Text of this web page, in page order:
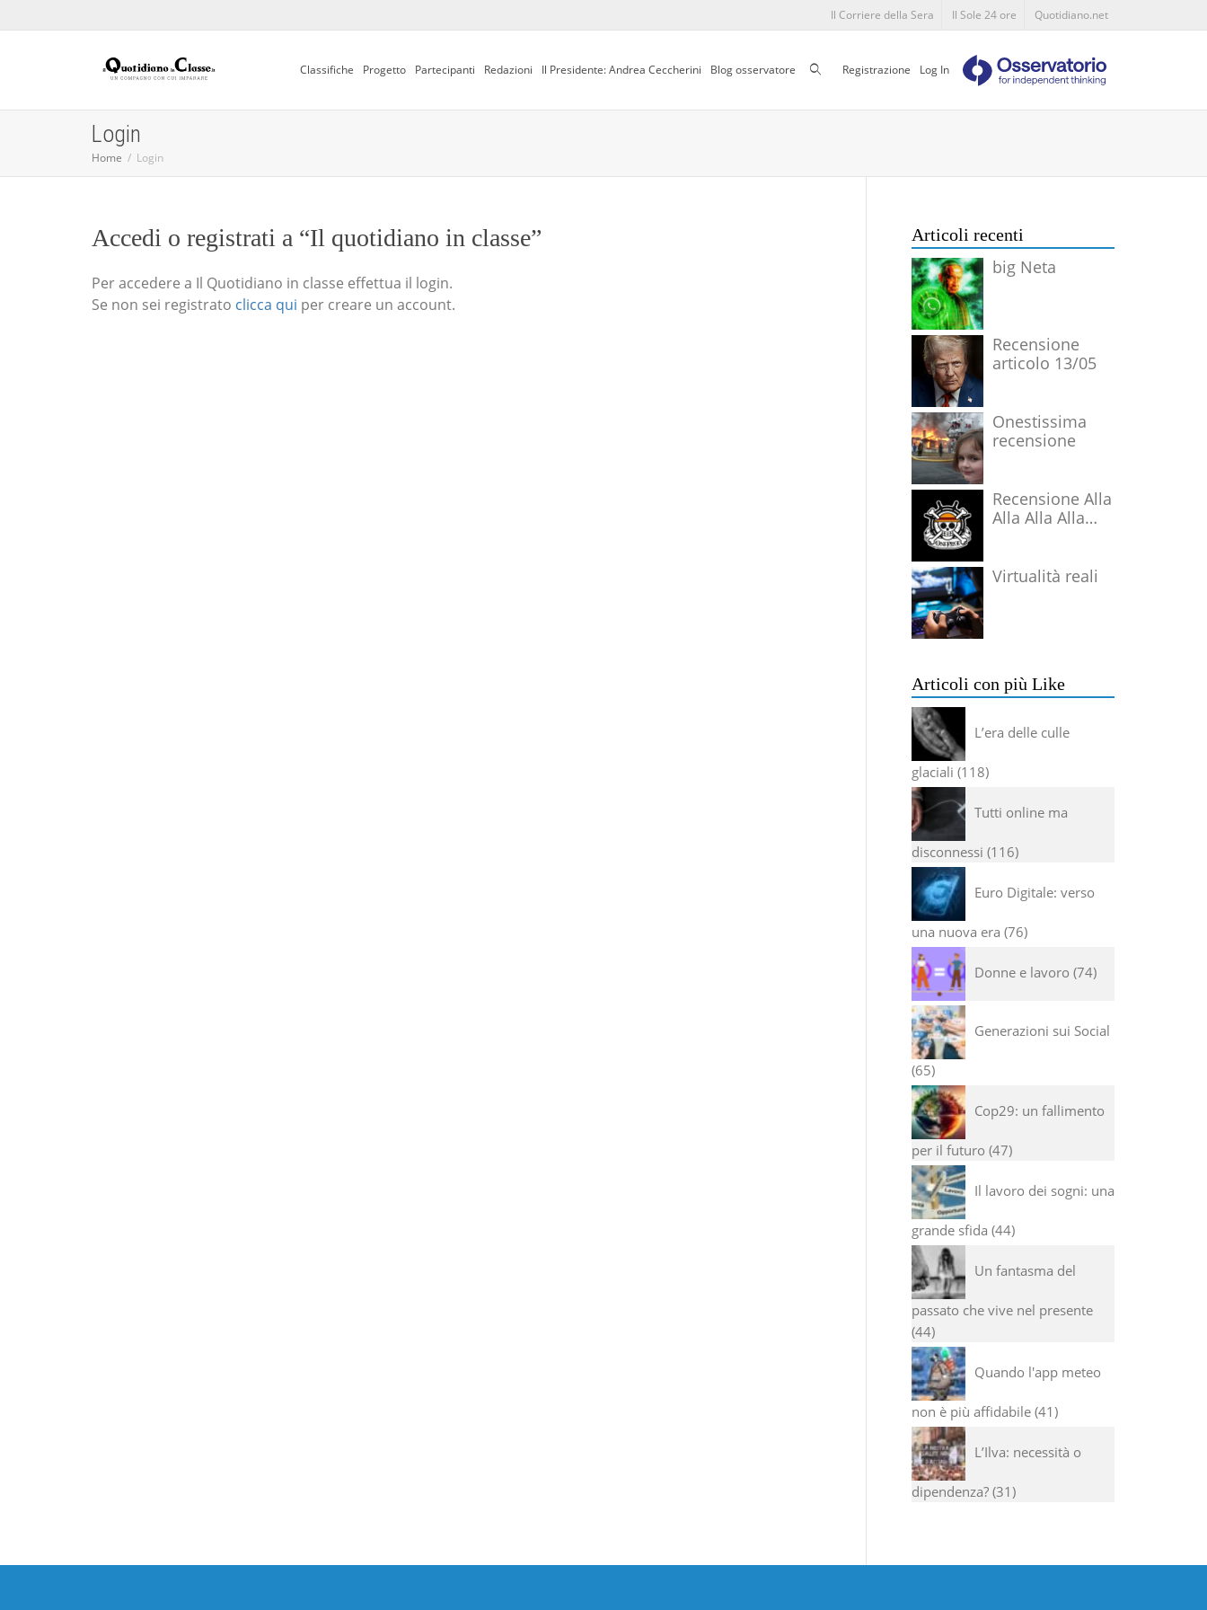
Il Corriere della Sera Il Sole 24 ore Quotidiano.net
Classifiche Progetto Partecipanti Redazioni Il Presidente: Andrea Ceccherini Blog osservatore CercaRegistrazione Log In
Login
Home Login
Accedi o registrati a “Il quotidiano in classe”
Per accedere a Il Quotidiano in classe effettua il login.
Se non sei registrato clicca qui per creare un account.
Articoli recenti
big Neta
Recensione
articolo 13/05
Onestissima
recensione
Recensione Alla
Alla Alla Alla
Virtualità reali
Articoli con più Like
L’era delle culle
glaciali 118
Tutti online ma
disconnessi 116
Euro Digitale: verso
una nuova era 76
Donne e lavoro 74
Generazioni sui Social
65
Cop29: un fallimento
per il futuro 47
Il lavoro dei sogni: una
grande sfida 44
Un fantasma del
passato che vive nel presente
44
Quando l'app meteo
non è più affidabile 41
L’Ilva: necessità o
dipendenza? 31